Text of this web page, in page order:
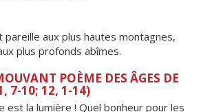
aux plus hautes montagnes,
plus profonds abîmes.
POÈME DES ÂGES DE
7-10; 12, 1-14)
est la lumière ! Quel bonheur pour les